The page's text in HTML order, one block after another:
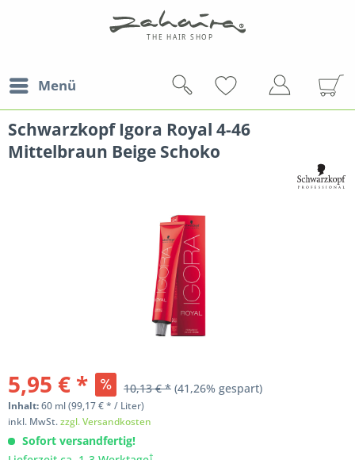
Menü
Schwarzkopf Igora Royal 4-46
Mittelbraun Beige Schoko
5,95 € * 10,13 € * (41,26% gespart)
Inhalt:60 ml(99,17 € * / Liter)
inkl. MwSt.zzgl. Versandkosten
Sofort versandfertig!
†